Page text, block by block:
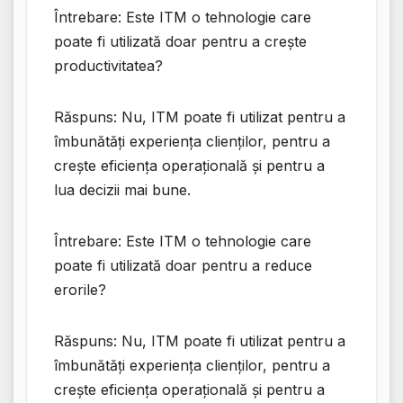
Întrebare: Este ITM o tehnologie care
poate fi utilizată doar pentru a crește
productivitatea?
Răspuns: Nu, ITM poate fi utilizat pentru a
îmbunătăți experiența clienților, pentru a
crește eficiența operațională și pentru a
lua decizii mai bune.
Întrebare: Este ITM o tehnologie care
poate fi utilizată doar pentru a reduce
erorile?
Răspuns: Nu, ITM poate fi utilizat pentru a
îmbunătăți experiența clienților, pentru a
crește eficiența operațională și pentru a